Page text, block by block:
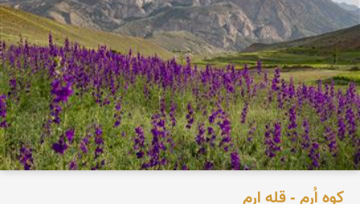
کوه اُرِم - قله ارم